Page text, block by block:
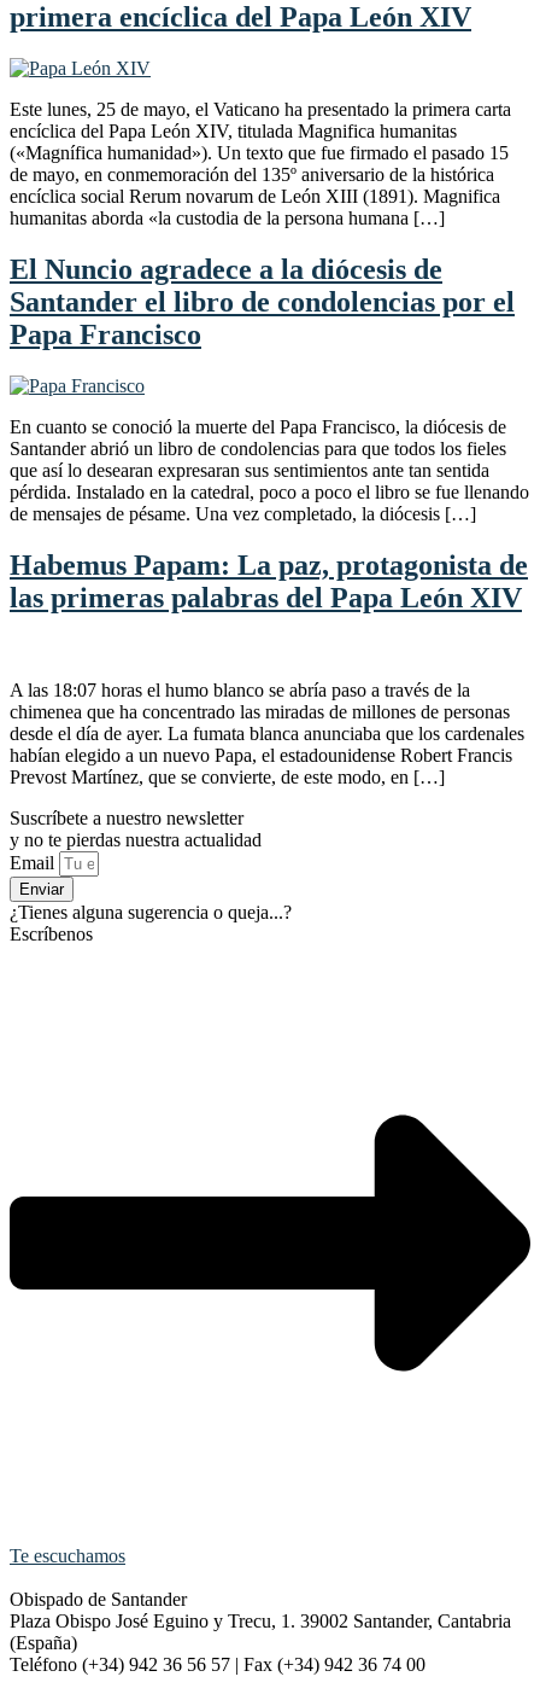
primera encíclica del Papa León XIV
Este lunes, 25 de mayo, el Vaticano ha presentado la primera carta
encíclica del Papa León XIV, titulada Magnifica humanitas
(«Magnífica humanidad»). Un texto que fue firmado el pasado 15
de mayo, en conmemoración del 135º aniversario de la histórica
encíclica social Rerum novarum de León XIII (1891). Magnifica
humanitas aborda «la custodia de la persona humana […]
El Nuncio agradece a la diócesis de
Santander el libro de condolencias por el
Papa Francisco
En cuanto se conoció la muerte del Papa Francisco, la diócesis de
Santander abrió un libro de condolencias para que todos los fieles
que así lo desearan expresaran sus sentimientos ante tan sentida
pérdida. Instalado en la catedral, poco a poco el libro se fue llenando
de mensajes de pésame. Una vez completado, la diócesis […]
Habemus Papam: La paz, protagonista de
las primeras palabras del Papa León XIV
A las 18:07 horas el humo blanco se abría paso a través de la
chimenea que ha concentrado las miradas de millones de personas
desde el día de ayer. La fumata blanca anunciaba que los cardenales
habían elegido a un nuevo Papa, el estadounidense Robert Francis
Prevost Martínez, que se convierte, de este modo, en […]
Suscríbete a nuestro newsletter
y no te pierdas nuestra actualidad
Email
Enviar
¿Tienes alguna sugerencia o queja...?
Escríbenos
Te escuchamos
Obispado de Santander
Plaza Obispo José Eguino y Trecu, 1. 39002 Santander, Cantabria
(España)
Teléfono (+34) 942 36 56 57 | Fax (+34) 942 36 74 00